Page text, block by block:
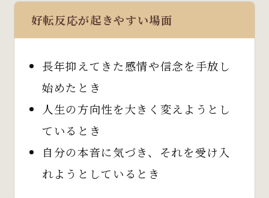
好転反応が起きやすい場面
長年抑えてきた感情や信念を手放し
始めたとき
人生の方向性を大きく変えようとし
ているとき
自分の本音に気づき、それを受け入
れようとしているとき